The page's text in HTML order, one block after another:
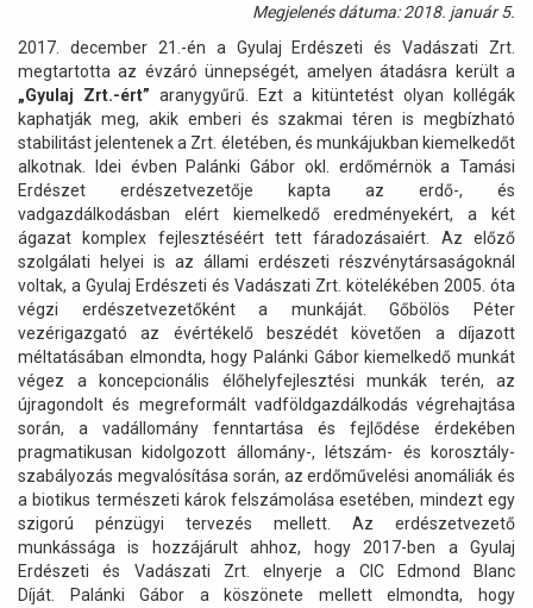
Megjelenés dátuma: 2018. január 5.
2017. december 21.-én a Gyulaj Erdészeti és Vadászati Zrt.
megtartotta az évzáró ünnepségét, amelyen átadásra került a
„Gyulaj Zrt.-ért” aranygyűrű. Ezt a kitüntetést olyan kollégák
kaphatják meg, akik emberi és szakmai téren is megbízható
stabilitást jelentenek a Zrt. életében, és munkájukban kiemelkedőt
alkotnak. Idei évben Palánki Gábor okl. erdőmérnök a Tamási
Erdészet erdészetvezetője kapta az erdő-, és
vadgazdálkodásban elért kiemelkedő eredményekért, a két
ágazat komplex fejlesztéséért tett fáradozásaiért. Az előző
szolgálati helyei is az állami erdészeti részvénytársaságoknál
voltak, a Gyulaj Erdészeti és Vadászati Zrt. kötelékében 2005. óta
végzi erdészetvezetőként a munkáját. Gőbölös Péter
vezérigazgató az évértékelő beszédét követően a díjazott
méltatásában elmondta, hogy Palánki Gábor kiemelkedő munkát
végez a koncepcionális élőhelyfejlesztési munkák terén, az
újragondolt és megreformált vadföldgazdálkodás végrehajtása
során, a vadállomány fenntartása és fejlődése érdekében
pragmatikusan kidolgozott állomány-, létszám- és korosztály-
szabályozás megvalósítása során, az erdőművelési anomáliák és
a biotikus természeti károk felszámolása esetében, mindezt egy
szigorú pénzügyi tervezés mellett. Az erdészetvezető
munkássága is hozzájárult ahhoz, hogy 2017-ben a Gyulaj
Erdészeti és Vadászati Zrt. elnyerje a CIC Edmond Blanc
Díját. Palánki Gábor a köszönete mellett elmondta, hogy